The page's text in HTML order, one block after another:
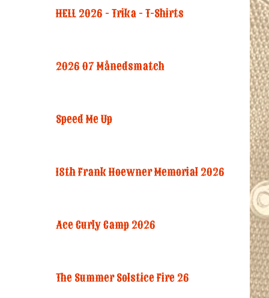
HELL 2026 - Trika - T-Shirts
2026 07 Månedsmatch
Speed Me Up
18th Frank Hoewner Memorial 2026
Ace Curly Camp 2026
The Summer Solstice Fire 26